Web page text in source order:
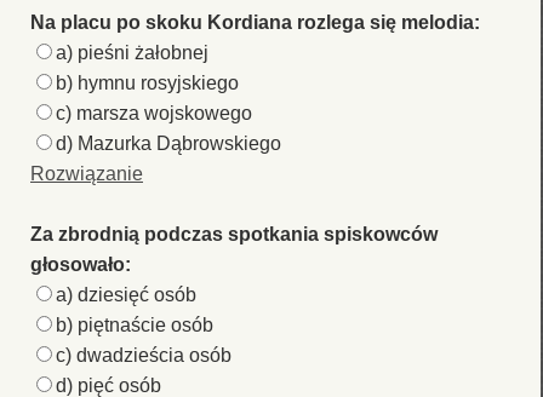
Na placu po skoku Kordiana rozlega się melodia:
a) pieśni żałobnej
b) hymnu rosyjskiego
c) marsza wojskowego
d) Mazurka Dąbrowskiego
Rozwiązanie
Za zbrodnią podczas spotkania spiskowców
głosowało:
a) dziesięć osób
b) piętnaście osób
c) dwadzieścia osób
d) pięć osób